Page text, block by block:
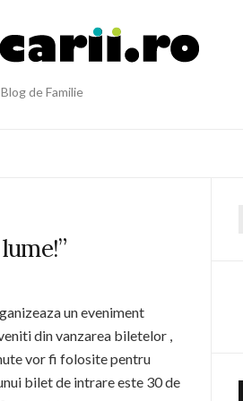
Blog de Familie
un eveniment
din vanzarea biletelor ,
vor fi folosite pentru
bilet de intrare este 30 de